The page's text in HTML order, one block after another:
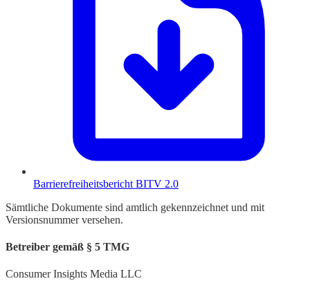
Barrierefreiheitsbericht BITV 2.0
Sämtliche Dokumente sind amtlich gekennzeichnet und mit
Versionsnummer versehen.
Betreiber gemäß § 5 TMG
Consumer Insights Media LLC